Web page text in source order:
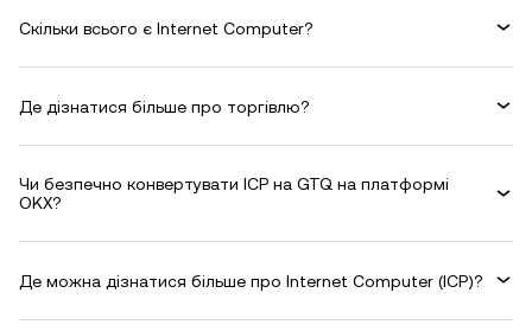
Скільки всього є Internet Computer?
Де дізнатися більше про торгівлю?
Чи безпечно конвертувати ICP на GTQ на платформі
OKX?
Де можна дізнатися більше про Internet Computer (ICP)?